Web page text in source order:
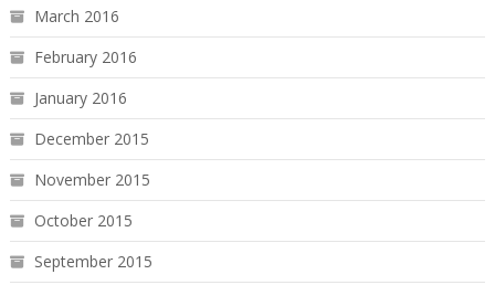
March 2016
February 2016
January 2016
December 2015
November 2015
October 2015
September 2015